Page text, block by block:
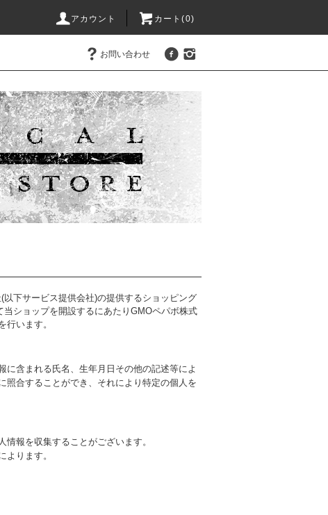
アカウント カート(0)
お問い合わせ
(以下サービス提供会社)の提供するショッピング
当ショップを開設するにあたりGMOペパボ株式
行います。
に含まれる氏名、生年月日その他の記述等によ
照合することができ、それにより特定の個人を
報を収集することがございます。
よります。